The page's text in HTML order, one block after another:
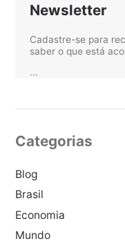
Newsletter
Cadastre-se para
saber o que está
...
Categorias
Blog
Brasil
Economia
Mundo